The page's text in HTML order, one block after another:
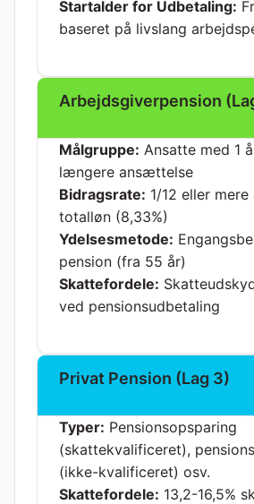
Startalder for Udbetaling:
baseret på livslang
Arbejdsgiverpension
Målgruppe: Ansatte med 1
længere ansættelse
Bidragsrate: 1/12 eller
totalløn (8,33%)
Ydelsesmetode:
pension (fra 55 år)
Skattefordele:
ved pensionsudbetaling
Privat Pension (Lag 3)
Typer: Pensionsopsparing
(skattekvalificeret),
(ikke-kvalificeret) osv.
Skattefordele: 13,2-16,5%